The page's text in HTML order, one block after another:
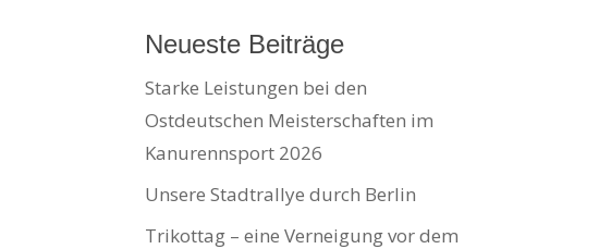
Neueste Beiträge
Starke Leistungen bei den
Ostdeutschen Meisterschaften im
Kanurennsport 2026
Unsere Stadtrallye durch Berlin
Trikottag – eine Verneigung vor dem